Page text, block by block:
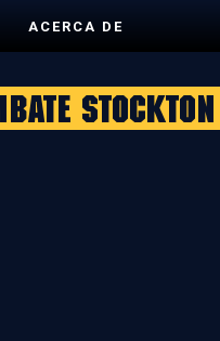
ACERCA DE
Stockton